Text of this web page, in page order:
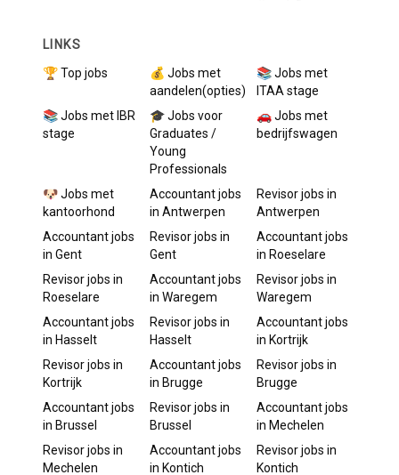
LINKS
🏆 Top jobs
💰 Jobs met
aandelen(opties)
📚 Jobs met
ITAA stage
📚 Jobs met IBR
stage
🎓 Jobs voor
Graduates /
Young
Professionals
🚗 Jobs met
bedrijfswagen
🐶 Jobs met
kantoorhond
Accountantjobs
in Antwerpen
Revisorjobs in
Antwerpen
Accountantjobs
in Gent
Revisorjobs in
Gent
Accountantjobs
in Roeselare
Revisorjobs in
Roeselare
Accountantjobs
in Waregem
Revisorjobs in
Waregem
Accountantjobs
in Hasselt
Revisorjobs in
Hasselt
Accountantjobs
in Kortrijk
Revisorjobs in
Kortrijk
Accountantjobs
in Brugge
Revisorjobs in
Brugge
Accountantjobs
in Brussel
Revisorjobs in
Brussel
Accountantjobs
in Mechelen
Revisorjobs in
Mechelen
Accountantjobs
in Kontich
Revisorjobs in
Kontich